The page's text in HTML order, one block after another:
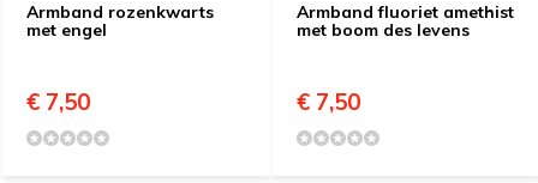
Armband rozenkwarts
met engel
€ 7,50
Armband fluoriet amethist
met boom des levens
€ 7,50